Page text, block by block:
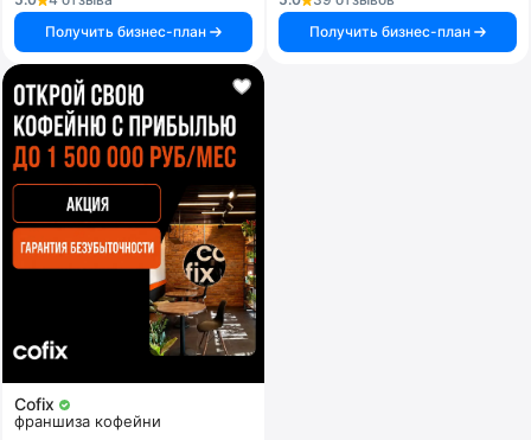
Получить бизнес-план
Получить бизнес-план
Cofix
франшиза кофейни